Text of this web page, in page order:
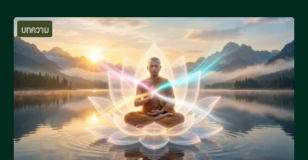
บทความ